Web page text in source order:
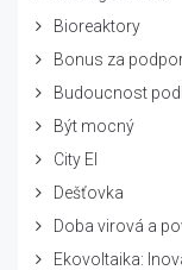
Bioreaktory
Bonus za
Budoucnost
Být mocný
City El
Dešťovka
Doba virová a
Ekovoltaika: